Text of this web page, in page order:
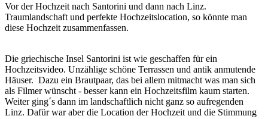
Vor der Hochzeit nach Santorini und dann nach Linz.
Traumlandschaft und perfekte Hochzeitslocation, so könnte man
diese Hochzeit zusammenfassen.
Die griechische Insel Santorini ist wie geschaffen für ein
Hochzeitsvideo. Unzählige schöne Terrassen und antik anmutende
Häuser. Dazu ein Brautpaar, das bei allem mitmacht was man sich
als Filmer wünscht - besser kann ein Hochzeitsfilm kaum starten.
Weiter ging´s dann im landschaftlich nicht ganz so aufregenden
Linz. Dafür war aber die Location der Hochzeit und die Stimmung